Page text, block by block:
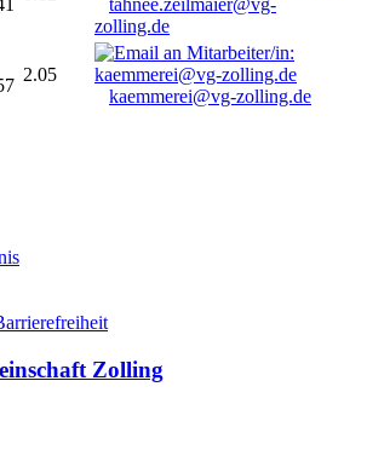
tahnee.zeilmaier@vg-
zolling.de
2.05
kaemmerei@vg-zolling.de
Zolling